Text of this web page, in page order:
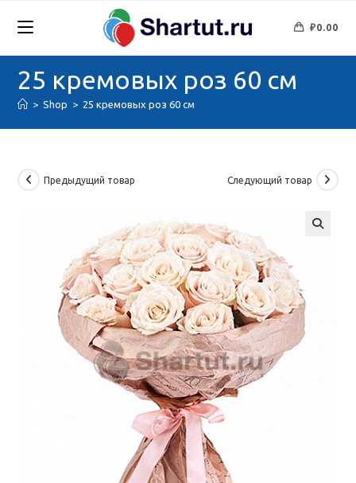
₽0.00
25 кремовых роз 60 см
> Shop > 25 кремовых роз 60 см
Предыдущий товар Следующий товар